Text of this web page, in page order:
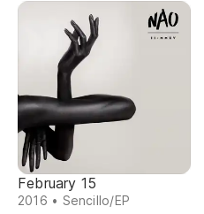
February 15
2016 • Sencillo/EP